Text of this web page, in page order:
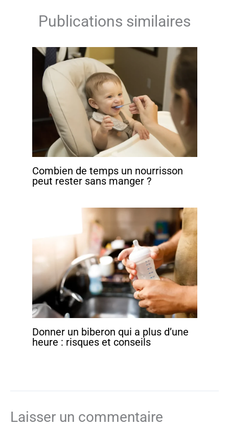
Publications similaires
Combien de temps un nourrisson
peut rester sans manger ?
Donner un biberon qui a plus d’une
heure : risques et conseils
Laisser un commentaire